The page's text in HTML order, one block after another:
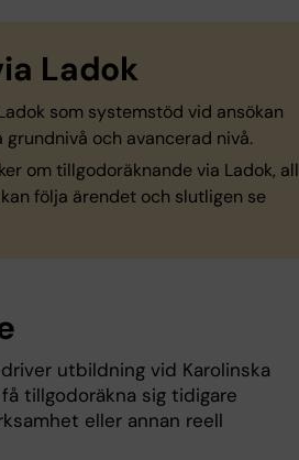
Ladok
som systemstöd vid ansökan
och avancerad nivå.
om tillgodoräknande via Ladok, all
följa ärendet och slutligen se
utbildning vid Karolinska
tillgodoräkna sig tidigare
eller annan reell